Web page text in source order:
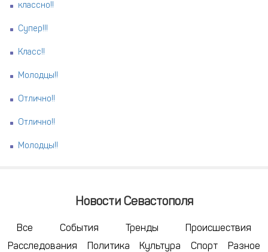
классно!!
Супер!!!
Класс!!
Молодцы!!
Отлично!!
Отлично!!
Молодцы!!
Новости Севастополя
Все События Тренды
Происшествия
Расследования
Политика Культура Спорт Разное